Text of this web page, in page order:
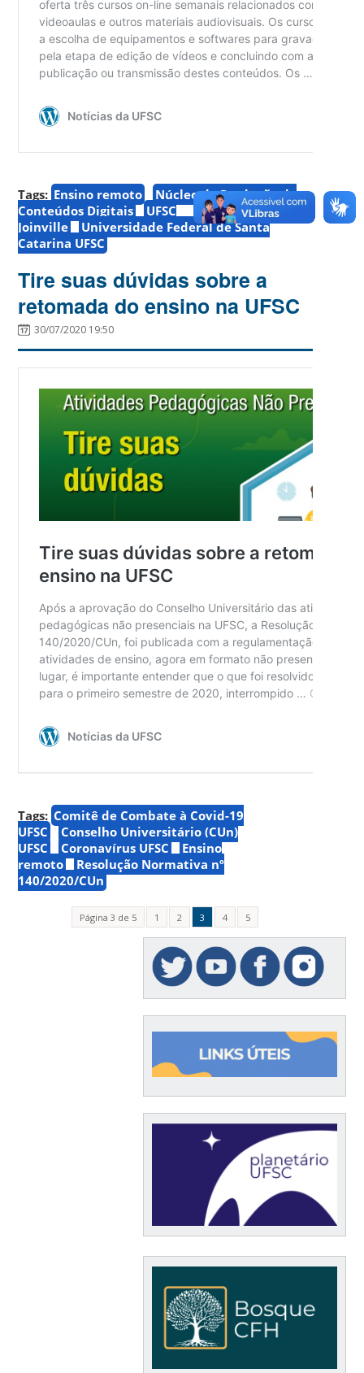
Tags: Ensino remoto
Núcleo de Produção de
Conteúdos Digitais
UFSC
Joinville
Universidade Federal de Santa
Catarina UFSC
Tire suas dúvidas sobre a
retomada do ensino na UFSC
30/07/2020 19:50
Tags: Comitê de Combate à Covid-19
UFSC
Conselho Universitário (CUn)
UFSC
Coronavírus UFSC
Ensino
remoto
Resolução Normativa nº
140/2020/CUn
Página 3 de 5 1 2 3 4 5